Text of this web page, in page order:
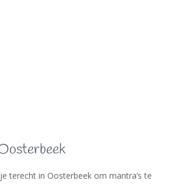
terecht in Oosterbeek om mantra’s te